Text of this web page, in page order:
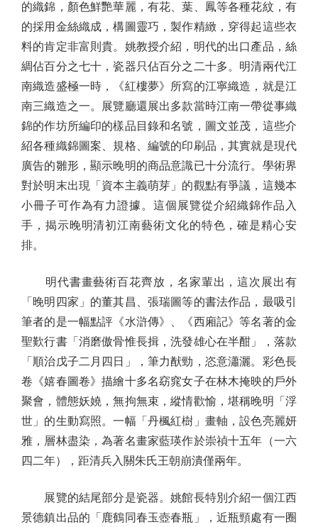
的織錦，顏色鮮艷華麗，有花、葉、鳳等各種花紋，有
的採用金絲織成，構圖靈巧，製作精緻，穿得起這些衣
料的肯定非富則貴。姚教授介紹，明代的出口產品，絲
綢佔百分之七十，瓷器只佔百分之二十多。明清兩代江
南織造盛極一時，《紅樓夢》所寫的江寧織造，就是江
南三織造之一。展覽廳還展出多款當時江南一帶從事織
錦的作坊所編印的樣品目錄和名號，圖文並茂，這些介
紹各種織錦圖案、規格、編號的印刷品，其實就是現代
廣告的雛形，顯示晚明的商品意識已十分流行。學術界
對於明末出現「資本主義萌芽」的觀點有爭議，這幾本
小冊子可作為有力證據。這個展覽從介紹織錦作品入
手，揭示晚明清初江南藝術文化的特色，確是精心安
排。
明代書畫藝術百花齊放，名家輩出，這次展出有
「晚明四家」的董其昌、張瑞圖等的書法作品，最吸引
筆者的是一幅點評《水滸傳》、《西廂記》等名著的金
聖歎行書「消磨傲骨惟長揖，洗發雄心在半酣」，落款
「順治戊子二月四日」，筆力猷勁，恣意瀟灑。彩色長
卷《嬉春圖卷》描繪十多名窈窕女子在林木掩映的戶外
聚會，體態妖嬈，無拘無束，縱情歡愉，堪稱晚明「浮
世」的生動寫照。一幅「丹楓紅樹」畫軸，設色亮麗妍
雅，層林盡染，為著名畫家藍瑛作於崇禎十五年（一六
四二年），距清兵入關朱氏王朝崩潰僅兩年。
展覽的結尾部分是瓷器。姚館長特別介紹一個江西
景德鎮出品的「鹿鶴同春玉壺春瓶」，近瓶頸處有一圈